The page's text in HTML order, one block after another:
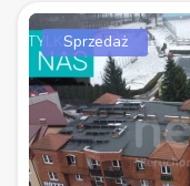
Sprzedaż